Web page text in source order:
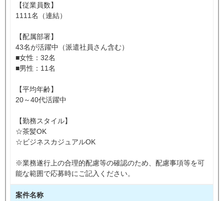
【従業員数】
1111名（連結）
【配属部署】
43名が活躍中（派遣社員さん含む）
■女性：32名
■男性：11名
【平均年齢】
20～40代活躍中
【勤務スタイル】
☆茶髪OK
☆ビジネスカジュアルOK
※業務遂行上の合理的配慮等の確認のため、配慮事項等を可
能な範囲で応募時にご記入ください。
案件名称